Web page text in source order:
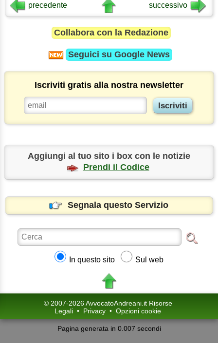
precedente successivo
Collabora con la Redazione
Seguici su Google News
Iscriviti gratis alla nostra newsletter
Aggiungi al tuo sito i box con le notizie
Prendi il Codice
Segnala questo Servizio
In questo sito Sul web
© 2007-2026 AvvocatoAndreani.it Risorse
Legali • Privacy • Opzioni cookie
Pagina generata in 0.007 secondi